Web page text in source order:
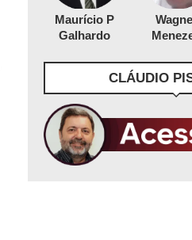
Maurício P
Galhardo
CLÁUDIO